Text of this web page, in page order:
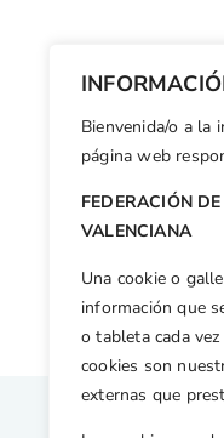
Bienvenida/o a la
página web
FEDERACIÓN
VALENCIANA
Una cookie o
información que
o tableta cada
cookies son
externas que